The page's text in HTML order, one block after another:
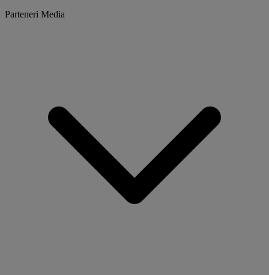
Parteneri Media